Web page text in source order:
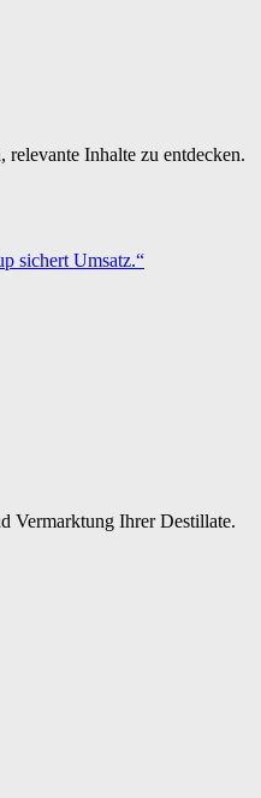
Inhalte zu entdecken.
sichert Umsatz.“
Vermarktung Ihrer Destillate.